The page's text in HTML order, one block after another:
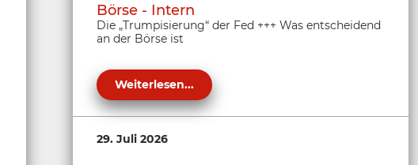
Börse - Intern
Die „Trumpisierung“ der Fed +++ Was entscheidend
an der Börse ist
Weiterlesen...
29. Juli 2026